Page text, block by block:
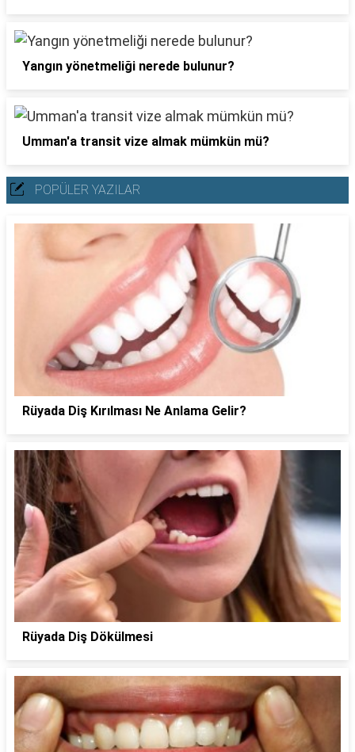
Yangın yönetmeliği nerede bulunur?
Umman'a transit vize almak mümkün mü?
POPÜLER YAZILAR
Rüyada Diş Kırılması Ne Anlama Gelir?
Rüyada Diş Dökülmesi